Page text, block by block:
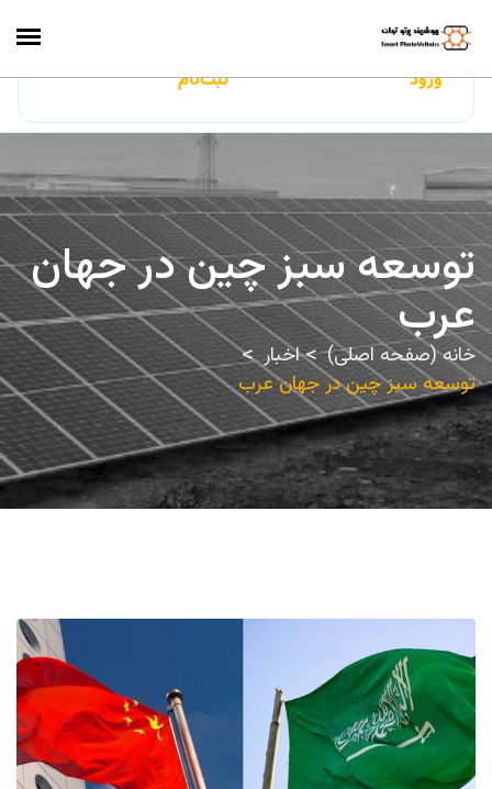
ایران‌سولار
ورود ثبت‌نام
توسعه سبز چین در جهان
عرب
خانه (صفحه اصلی)
اخبار
توسعه سبز چین در جهان عرب